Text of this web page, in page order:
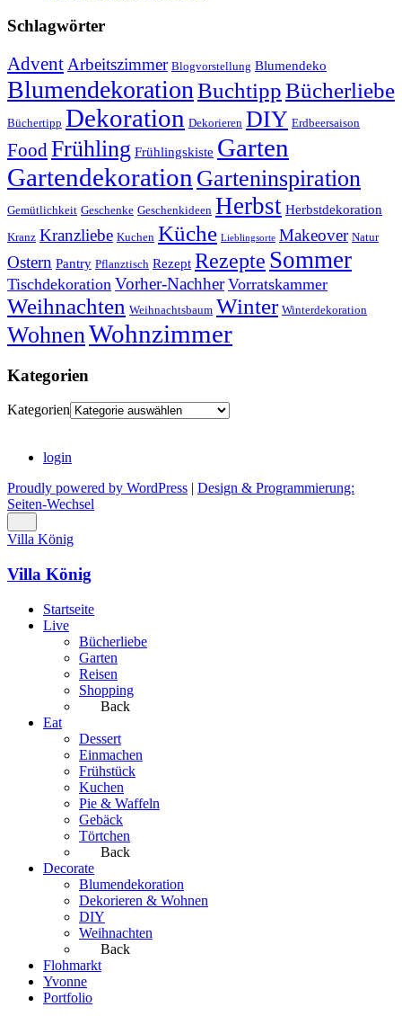
Schlagwörter
Advent Arbeitszimmer Blogvorstellung Blumendeko
Blumendekoration BuchtippBücherliebe
Büchertipp Dekoration Dekorieren DIY Erdbeersaison
FoodFrühling Frühlingskiste Garten
Gartendekoration Garteninspiration
Gemütlichkeit Geschenke Geschenkideen Herbst Herbstdekoration
Kranz Kranzliebe Kuchen Küche Lieblingsorte Makeover Natur
Ostern Pantry Pflanztisch Rezept Rezepte Sommer
Tischdekoration Vorher-Nachher Vorratskammer
Weihnachten Weihnachtsbaum Winter Winterdekoration
WohnenWohnzimmer
Kategorien
Kategorien
login
Proudly powered by WordPress
Design & Programmierung:
Seiten-Wechsel
Villa König
Villa König
Startseite
Live
Bücherliebe
Garten
Reisen
Shopping
Back
Eat
Dessert
Einmachen
Frühstück
Kuchen
Pie & Waffeln
Gebäck
Törtchen
Back
Decorate
Blumendekoration
Dekorieren & Wohnen
DIY
Weihnachten
Back
Flohmarkt
Yvonne
Portfolio